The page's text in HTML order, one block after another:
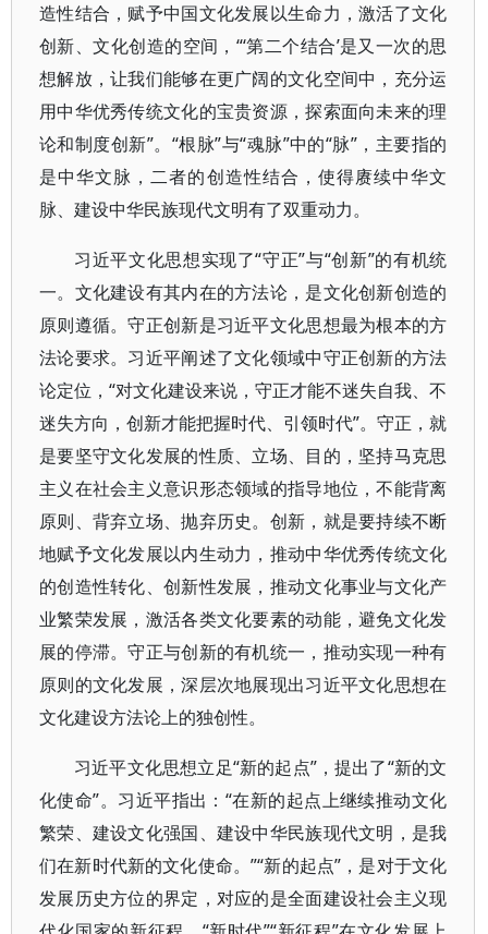
造性结合，赋予中国文化发展以生命力，激活了文化
创新、文化创造的空间，“‘第二个结合’是又一次的思
想解放，让我们能够在更广阔的文化空间中，充分运
用中华优秀传统文化的宝贵资源，探索面向未来的理
论和制度创新”。“根脉”与“魂脉”中的“脉”，主要指的
是中华文脉，二者的创造性结合，使得赓续中华文
脉、建设中华民族现代文明有了双重动力。
习近平文化思想实现了“守正”与“创新”的有机统
一。文化建设有其内在的方法论，是文化创新创造的
原则遵循。守正创新是习近平文化思想最为根本的方
法论要求。习近平阐述了文化领域中守正创新的方法
论定位，“对文化建设来说，守正才能不迷失自我、不
迷失方向，创新才能把握时代、引领时代”。守正，就
是要坚守文化发展的性质、立场、目的，坚持马克思
主义在社会主义意识形态领域的指导地位，不能背离
原则、背弃立场、抛弃历史。创新，就是要持续不断
地赋予文化发展以内生动力，推动中华优秀传统文化
的创造性转化、创新性发展，推动文化事业与文化产
业繁荣发展，激活各类文化要素的动能，避免文化发
展的停滞。守正与创新的有机统一，推动实现一种有
原则的文化发展，深层次地展现出习近平文化思想在
文化建设方法论上的独创性。
习近平文化思想立足“新的起点”，提出了“新的文
化使命”。习近平指出：“在新的起点上继续推动文化
繁荣、建设文化强国、建设中华民族现代文明，是我
们在新时代新的文化使命。”“新的起点”，是对于文化
发展历史方位的界定，对应的是全面建设社会主义现